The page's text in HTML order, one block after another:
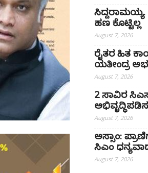
ಸಿದ್ದರಾಮಯ್ಯ
ಹಣ ಕೊಟ್ಟಿಲ್ಲ
August 7, 2026
ರೈತರ ಹಿತ
ಯತೀಂದ್ರ
August 7, 2026
2 ಸಾವಿರ
August 7, 2026
ಅಸ್ಸಾಂ:
ಸಿಎಂ
August 7, 2026